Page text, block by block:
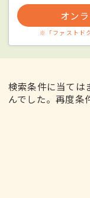
オン
※「ファストド
検索条件に当ては
んでした。再度条